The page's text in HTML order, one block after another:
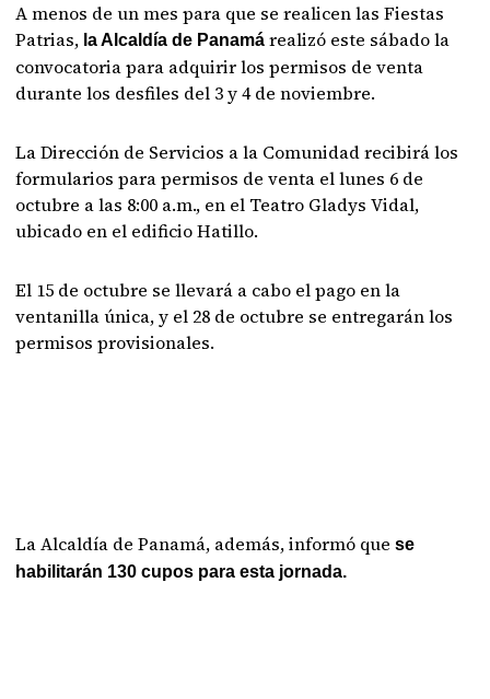
A menos de un mes para que se realicen las Fiestas
Patrias, la Alcaldía de Panamá realizó este sábado la
convocatoria para adquirir los permisos de venta
durante los desfiles del 3 y 4 de noviembre.
La Dirección de Servicios a la Comunidad recibirá los
formularios para permisos de venta el lunes 6 de
octubre a las 8:00 a.m., en el Teatro Gladys Vidal,
ubicado en el edificio Hatillo.
El 15 de octubre se llevará a cabo el pago en la
ventanilla única, y el 28 de octubre se entregarán los
permisos provisionales.
La Alcaldía de Panamá, además, informó quese
habilitarán 130 cupos para esta jornada.